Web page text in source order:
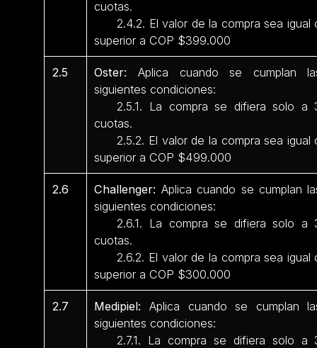
cuotas.
2.4.2. El valor de la compra sea igual
superior a COP $399.000
2.5 Oster: Aplica cuando se cumplan
siguientes condiciones:
2.5.1. La compra se difiera solo a
cuotas.
2.5.2. El valor de la compra sea igual
superior a COP $499.000
2.6 Challenger: Aplica cuando se cumplan
siguientes condiciones:
2.6.1. La compra se difiera solo a
cuotas.
2.6.2. El valor de la compra sea igual
superior a COP $300.000
2.7 Medipiel: Aplica cuando se cumplan
siguientes condiciones:
2.7.1. La compra se difiera solo a